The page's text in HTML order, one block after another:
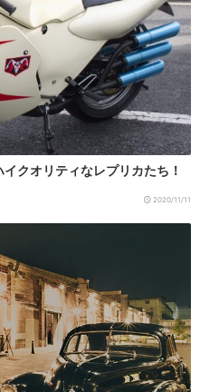
クオリティなレプリカたち！
2020/11/11